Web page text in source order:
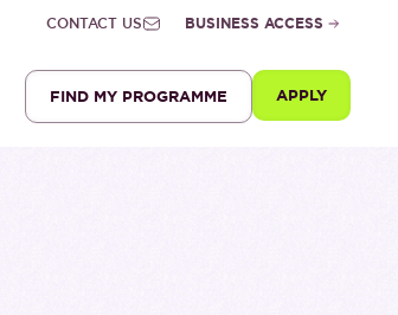
CONTACT US BUSINESS ACCESS
FIND MY PROGRAMME APPLY